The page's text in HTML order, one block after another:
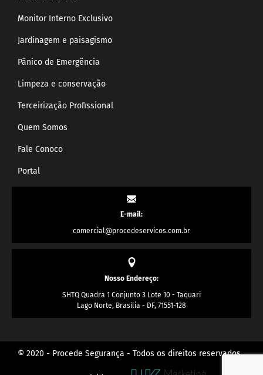
Monitor Interno Exclusivo
Jardinagem e paisagismo
Pânico de Emergência
Limpeza e conservação
Terceirização Profissional
Quem Somos
Fale Conoco
Portal
E-mail:
comercial@procedeservicos.com.br
Nosso Endereço:
SHTQ Quadra 1 Conjunto 3 Lote 10 - Taquari
Lago Norte, Brasília - DF, 71551-128
© 2020 - Procede Segurança - Todos os direitos reservados.